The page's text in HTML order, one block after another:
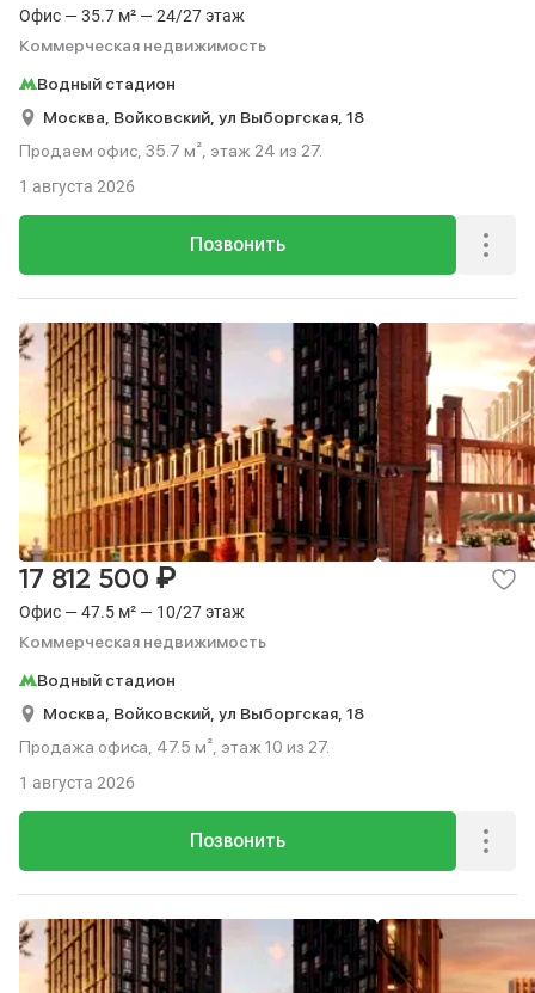
Офис — 35.7 м² — 24/27 этаж
Коммерческая недвижимость
Водный стадион
Москва, Войковский, ул Выборгская, 18
Продаем офис, 35.7 м², этаж 24 из 27.
Позвонить
1 августа 2026
Офис — 47.5 м² — 10/27 этаж
Коммерческая недвижимость
17 812 500 ₽
Водный стадион
Москва, Войковский, ул Выборгская, 18
Продажа офиса, 47.5 м², этаж 10 из 27.
Позвонить
1 августа 2026